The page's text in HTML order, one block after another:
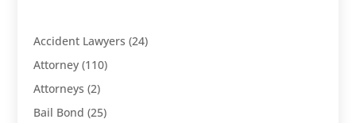
Accident Lawyers (24)
Attorney (110)
Attorneys (2)
Bail Bond (25)